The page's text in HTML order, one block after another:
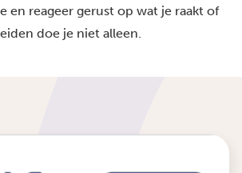
en reageer gerust op wat je raakt of
doe je niet alleen.